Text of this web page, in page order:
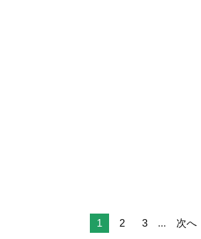
1 2 3 ... 次へ